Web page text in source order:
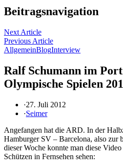
Beitragsnavigation
Next Article
Previous Article
AllgemeinBlogInterview
Ralf Schumann im
Olympische Spielen
·27. Juli 2012
·Seimer
Angefangen hat die ARD. In der
Hamburger SV – Barcelona, also zur
dieser Woche konnte man diese
Schützen in Fernsehen sehen: